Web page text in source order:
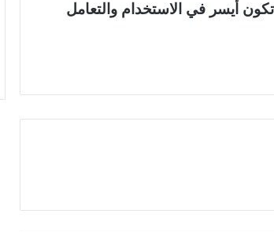
أيسر في الاستخدام والتعامل